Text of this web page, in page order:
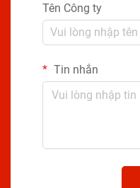
Tên Công ty
Tin nhắn